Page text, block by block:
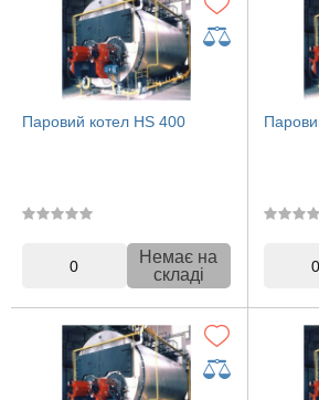
Паровий котел HS 400
0
Немає на
складі
0